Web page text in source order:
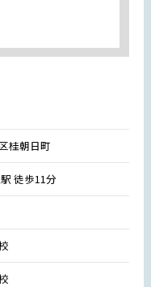
桂朝日町
徒歩11分